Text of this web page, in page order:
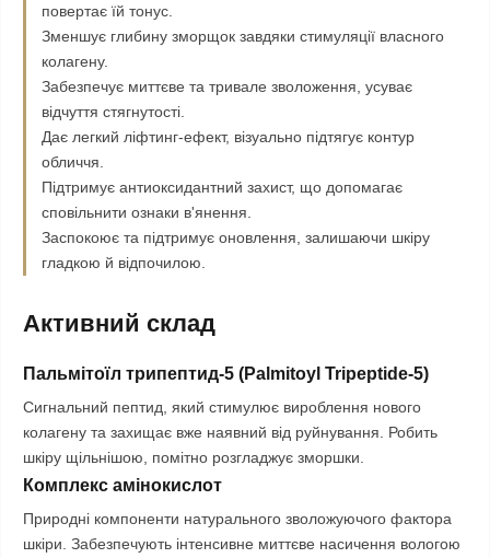
повертає їй тонус.
Зменшує глибину зморщок завдяки стимуляції власного
колагену.
Забезпечує миттєве та тривале зволоження, усуває
відчуття стягнутості.
Дає легкий ліфтинг-ефект, візуально підтягує контур
обличчя.
Підтримує антиоксидантний захист, що допомагає
сповільнити ознаки в'янення.
Заспокоює та підтримує оновлення, залишаючи шкіру
гладкою й відпочилою.
Активний склад
Пальмітоїл трипептид-5 (Palmitoyl Tripeptide-5)
Сигнальний пептид, який стимулює вироблення нового
колагену та захищає вже наявний від руйнування. Робить
шкіру щільнішою, помітно розгладжує зморшки.
Комплекс амінокислот
Природні компоненти натурального зволожуючого фактора
шкіри. Забезпечують інтенсивне миттєве насичення вологою